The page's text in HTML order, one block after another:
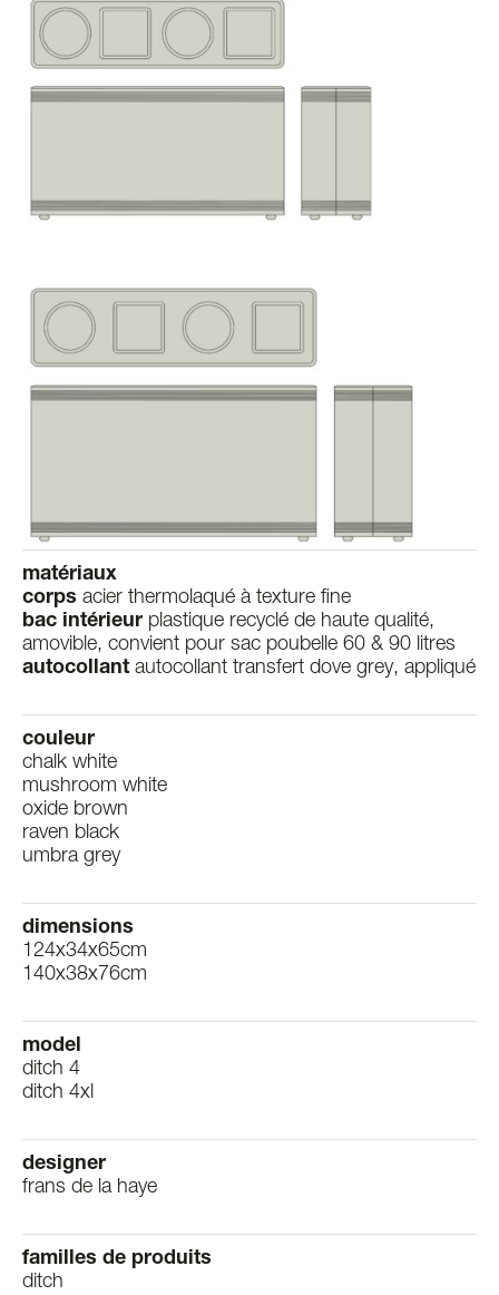
matériaux
corps acier thermolaqué à texture fine
bac intérieur plastique recyclé de haute qualité,
amovible, convient pour sac poubelle 60 & 90 litres
autocollant autocollant transfert dove grey, appliqué
couleur
chalk white
mushroom white
oxide brown
raven black
umbra grey
dimensions
124x34x65cm
140x38x76cm
model
ditch 4
ditch 4xl
designer
frans de la haye
familles de produits
ditch